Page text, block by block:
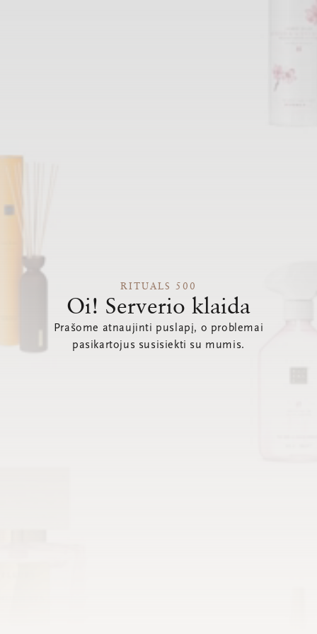
RITUALS 500
Oi! Serverio klaida
Prašome atnaujinti puslapį, o problemai
pasikartojus susisiekti su mumis.